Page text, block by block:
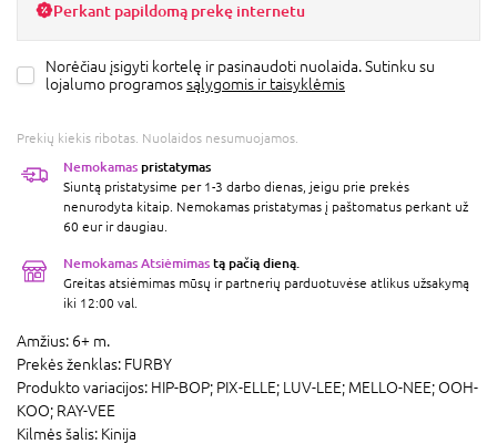
Perkant papildomą prekę internetu
Norėčiau įsigyti kortelę ir pasinaudoti nuolaida. Sutinku su
lojalumo programossąlygomis ir taisyklėmis
Prekių kiekis ribotas. Nuolaidos nesumuojamos.
Nemokamas pristatymas
Siuntą pristatysime per 1-3 darbo dienas, jeigu prie prekės
nenurodyta kitaip. Nemokamas pristatymas į paštomatus perkant už
60 eur ir daugiau.
Nemokamas Atsiėmimas tą pačią dieną.
Greitas atsiėmimas mūsų ir partnerių parduotuvėse atlikus užsakymą
iki 12:00 val.
Amžius: 6+ m.
Prekės ženklas: FURBY
Produkto variacijos: HIP-BOP; PIX-ELLE; LUV-LEE; MELLO-NEE; OOH-
KOO; RAY-VEE
Kilmės šalis: Kinija